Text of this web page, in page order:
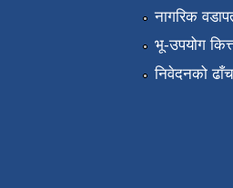
नागरिक
भू-उपयोग
निवेदनको